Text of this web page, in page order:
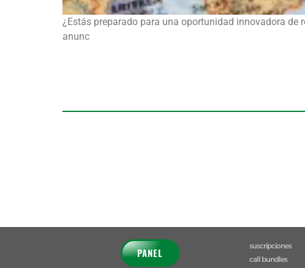
¿Estás preparado para una oportunidad innovadora
anunc
PANEL
suscripciones
call bundles